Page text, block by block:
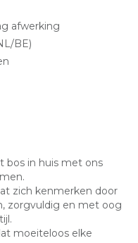
afwerking
BE)
bos in huis met ons
zich kenmerken door
zorgvuldig en met oog
moeiteloos elke